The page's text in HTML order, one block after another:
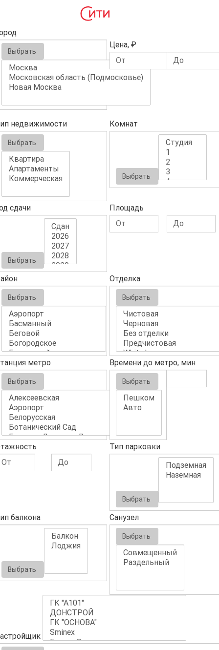
Выбрать
Цена, ₽
недвижимости
Выбрать
Комнат
Выбрать
сдачи
Выбрать
Площадь
Выбрать
Отделка
Выбрать
метро
Выбрать
Времени до метро, мин
Выбрать
Тип парковки
Выбрать
балкона
Выбрать
Санузел
Выбрать